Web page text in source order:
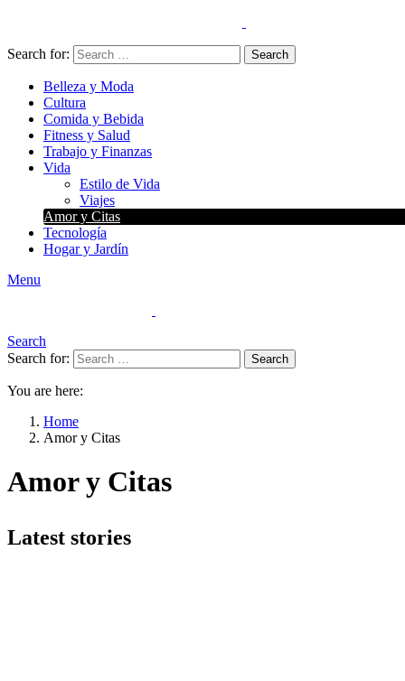
Search for: Search
Belleza y Moda
Cultura
Comida y Bebida
Fitness y Salud
Trabajo y Finanzas
Vida
Estilo de Vida
Viajes
Amor y Citas
Tecnología
Hogar y Jardín
Menu
Search
Search for:
Search
You are here:
Home
Amor y Citas
Amor y Citas
Latest stories